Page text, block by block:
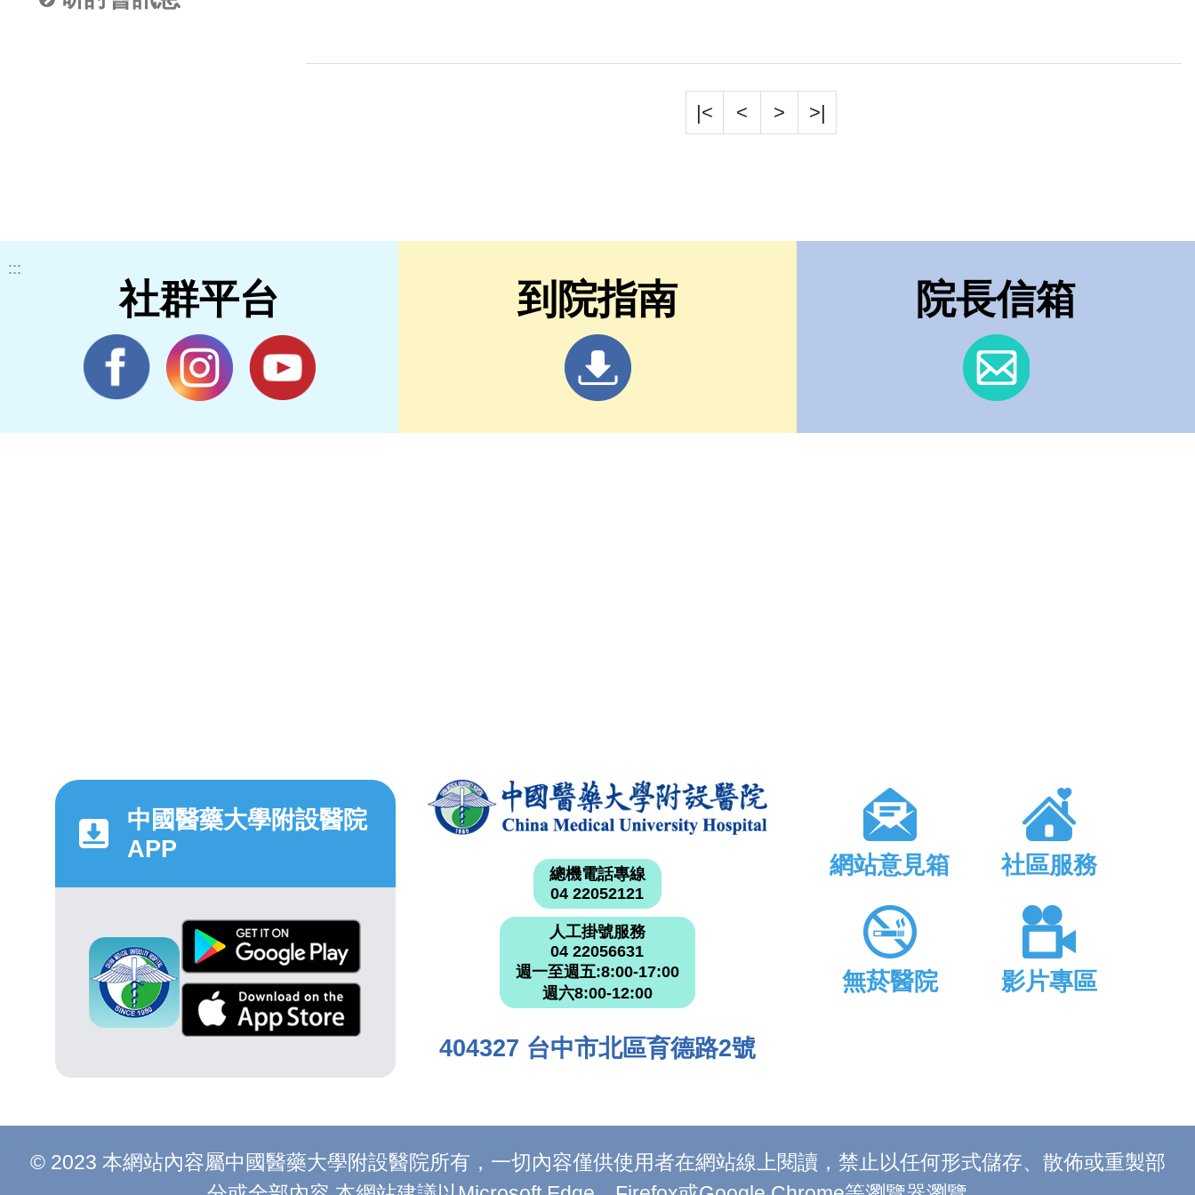
|< < > >|
:::
社群平台 到院指南 院長信箱
中國醫藥大學附設醫院
APP
總機電話專線
04 22052121
人工掛號服務
04 22056631
週一至週五:8:00-17:00
週六8:00-12:00
404327 台中市北區育德路2號
網站意見箱 社區服務
無菸醫院 影片專區
© 2023 本網站內容屬中國醫藥大學附設醫院所有，一切內容僅供使用者在網站線上閱讀，禁止以任何形式儲存、散佈或重製部